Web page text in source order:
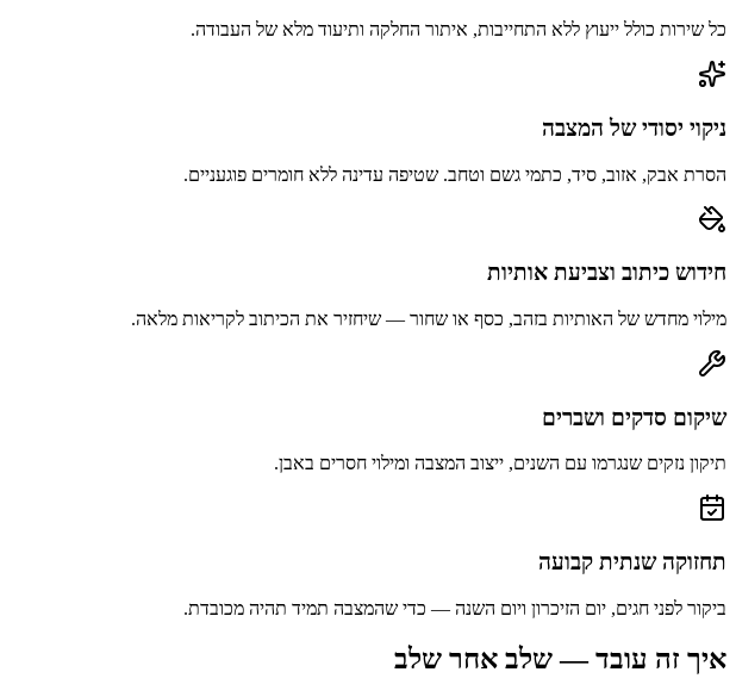
כל שירות כולל ייעוץ ללא התחייבות, איתור החלקה ותיעוד מלא של העבודה.
ניקוי יסודי של המצבה
הסרת אבק, אזוב, סיד, כתמי גשם וטחב. שטיפה עדינה ללא חומרים פוגעניים.
חידוש כיתוב וצביעת אותיות
מילוי מחדש של האותיות בזהב, כסף או שחור — שיחזיר את הכיתוב לקריאות מלאה.
שיקום סדקים ושברים
תיקון נזקים שנגרמו עם השנים, ייצוב המצבה ומילוי חסרים באבן.
תחזוקה שנתית קבועה
ביקור לפני חגים, יום הזיכרון ויום השנה — כדי שהמצבה תמיד תהיה מכובדת.
איך זה עובד — שלב אחר שלב